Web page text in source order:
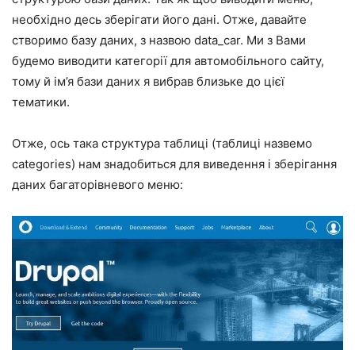
необхідно десь зберігати його дані. Отже, давайте
створимо базу даних, з назвою data_car. Ми з Вами
будемо виводити категорії для автомобільного сайту,
тому й ім’я бази даних я вибрав близьке до цієї
тематики.
Отже, ось така структура таблиці (таблиці назвемо
categories) нам знадобиться для виведення і зберігання
даних багаторівневого меню: